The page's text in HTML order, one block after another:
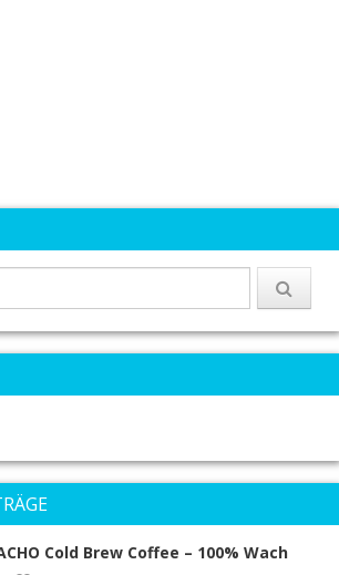
Cold Brew Coffee – 100% Wach